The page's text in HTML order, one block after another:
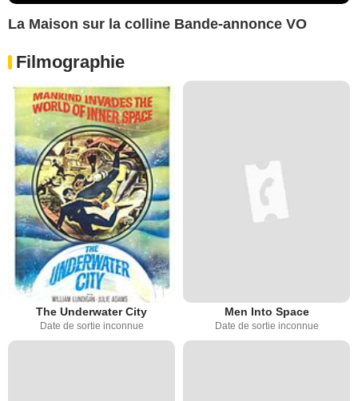
La Maison sur la colline Bande-annonce VO
Filmographie
The Underwater City
Date de sortie inconnue
Men Into Space
Date de sortie inconnue